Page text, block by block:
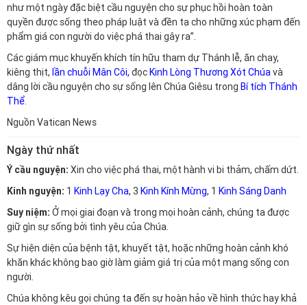
như một ngày đặc biệt cầu nguyện cho sự phục hồi hoàn toàn
quyền được sống theo pháp luật và đền tạ cho những xúc phạm đến
phẩm giá con người do việc phá thai gây ra”.
Các giám mục khuyến khích tín hữu tham dự Thánh lễ, ăn chay,
kiêng thịt, lần chuỗi Mân Côi, đọcKinh Lòng Thương Xót Chúavà
dâng lời cầu nguyện cho sự sống lên Chúa Giêsu trong Bí tích Thánh
Thể.
Nguồn Vatican News
Ngày thứ nhất
Ý cầu nguyện: Xin cho việc phá thai, một hành vi bi thảm, chấm dứt.
Kinh nguyện: 1 Kinh Lạy Cha, 3 Kinh Kính Mừng, 1 Kinh Sáng Danh
Suy niệm: Ở mọi giai đoạn và trong mọi hoàn cảnh, chúng ta được
giữ gìn sự sống bởi tình yêu của Chúa.
Sự hiện diện của bệnh tật, khuyết tật, hoặc những hoàn cảnh khó
khăn khác không bao giờ làm giảm giá trị của một mạng sống con
người.
Chúa không kêu gọi chúng ta đến sự hoàn hảo về hình thức hay khả